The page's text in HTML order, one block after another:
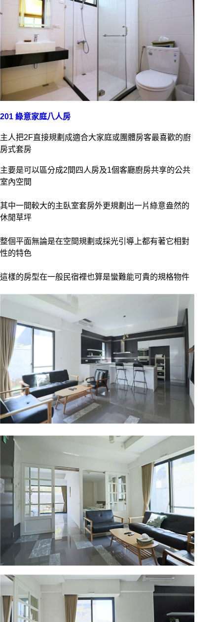
201 綠意家庭八人房
主人把2F直接規劃成適合大家庭或團體房客最喜歡的廚
房式套房
主要是可以區分成2間四人房及1個客廳廚房共享的公共
室內空間
其中一間較大的主臥室套房外更規劃出一片綠意盎然的
休閒草坪
整個平面無論是在空間規劃或採光引導上都有著它相對
性的特色
這樣的房型在一般民宿裡也算是蠻難能可貴的規格物件